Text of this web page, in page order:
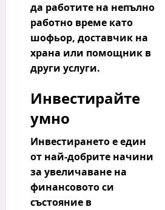
да работите на непълно
работно време като
шофьор, доставчик на
храна или помощник в
други услуги.
Инвестирайте
умно
Инвестирането е един
от най-добрите начини
за увеличаване на
финансовото си
състояние в